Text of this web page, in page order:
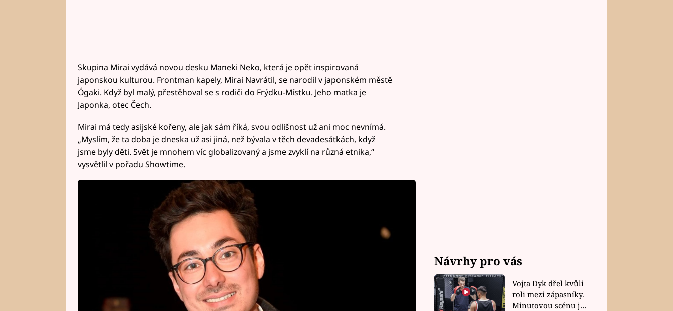
Skupina Mirai vydává novou desku Maneki Neko, která je opět inspirovaná
japonskou kulturou. Frontman kapely, Mirai Navrátil, se narodil v japonském městě
Ógaki. Když byl malý, přestěhoval se s rodiči do Frýdku-Místku. Jeho matka je
Japonka, otec Čech.
Mirai má tedy asijské kořeny, ale jak sám říká, svou odlišnost už ani moc nevnímá.
„Myslím, že ta doba je dneska už asi jiná, než bývala v těch devadesátkách, když
jsme byly děti. Svět je mnohem víc globalizovaný a jsme zvyklí na různá etnika,“
vysvětlil v pořadu Showtime.
Návrhy pro vás
Vojta Dyk dřel kvůli
roli mezi zápasníky.
Minutovou scénu jel